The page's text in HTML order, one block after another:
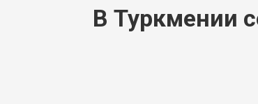
В Туркмении